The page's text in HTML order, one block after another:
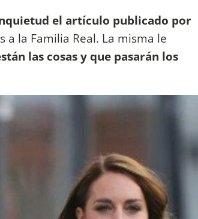
el artículo publicado por
a la Familia Real. La misma le
las cosas y que pasarán los